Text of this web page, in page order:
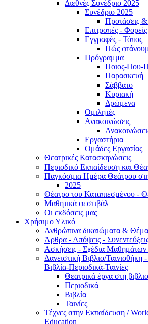
Διεθνές Συνέδριο 2025
Συνέδριο 2025
Προτάσεις
Επιτροπές - Φορείς
Εγγραφές - Τόπος
Πώς
Πρόγραμμα
Ποιος-Που-
Παρασκευή
Σάββατο
Κυριακή
Δρώμενα
Ομιλητές
Ανακοινώσεις
Εργαστήρια
Ομάδες Εργασίας
Θεατρικές Κατασκηνώσεις
Περιοδικό Εκπαίδευση και
Παγκόσμια Ημέρα Θεάτρου
2025
Θέατρο του Καταπιεσμένου -
Μαθητικά φεστιβάλ
Οι εκδόσεις μας
Χρήσιμο Υλικό
Ανθρώπινα δικαιώματα &
Άρθρα - Απόψεις -
Ασκήσεις - Σχέδια
Δανειστική Βιβλιο/Ταινιοθήκη
Βιβλία-Περιοδικά-Ταινίες
Θεατρικά έργα στη
Περιοδικά
Βιβλία
Ταινίες
Τέχνες στην Εκπαίδευση /
Education